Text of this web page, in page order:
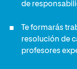
de
Te formarás
resolución de
profesores